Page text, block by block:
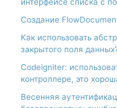
Создание
Как использовать
закрытого поля
Codeigniter:
контроллере, это
Весенняя